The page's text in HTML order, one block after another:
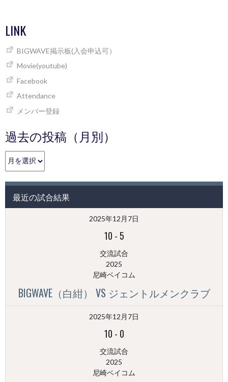
LINK
BIGWAVE掲示板(入会申込可）
Movie(youtube)
Facebook
Attendance
メンバー登録
過去の投稿（月別）
過
去
投
（月
最近の試合結果
2025年12月7日
10 - 5
交流試合
2025
尼崎ベイコム
BIGWAVE（白紺） VS ジェントルメンクラブ
2025年12月7日
10 - 0
交流試合
2025
尼崎ベイコム